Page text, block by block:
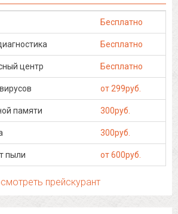
Бесплатно
Бесплатно
центр Бесплатно
от 299руб.
памяти 300руб.
300руб.
пыли от 600руб.
прейскурант